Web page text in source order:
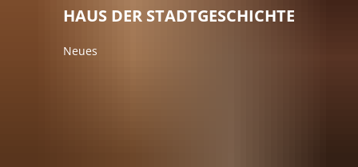
HAUS DER STADTGESCHICHTE
Neues